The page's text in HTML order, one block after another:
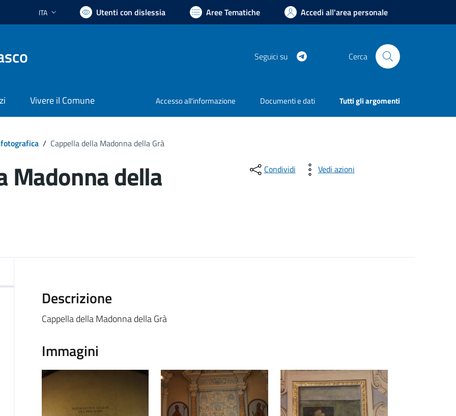
Lingua attiva:
ITA Utenti con dislessia Aree Tematiche Accedi all'area personale
Seguici su Cerca
Vivere il Comune Accesso all'informazione Documenti e dati Tutti gli argomenti
/ Cappella della Madonna della Grà
Madonna della
Condividi Vedi azioni
Descrizione
Cappella della Madonna della Grà
Immagini